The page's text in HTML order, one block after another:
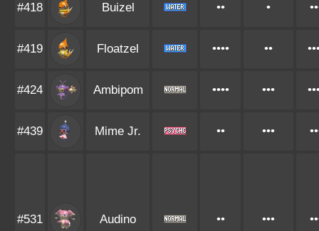
#418 Buizel •• •
#419 Floatzel •••• ••
#424 Ambipom •••• •••
#439 Mime Jr. •• •••
#531 Audino •• •••